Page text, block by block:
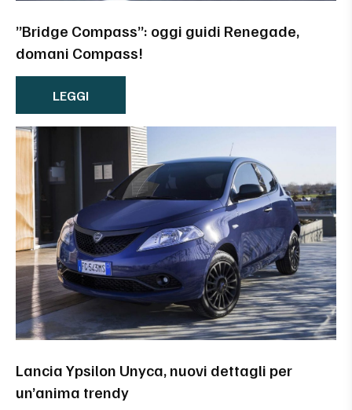
”Bridge Compass”: oggi guidi Renegade,
domani Compass!
LEGGI
Lancia Ypsilon Unyca, nuovi dettagli per
un’anima trendy